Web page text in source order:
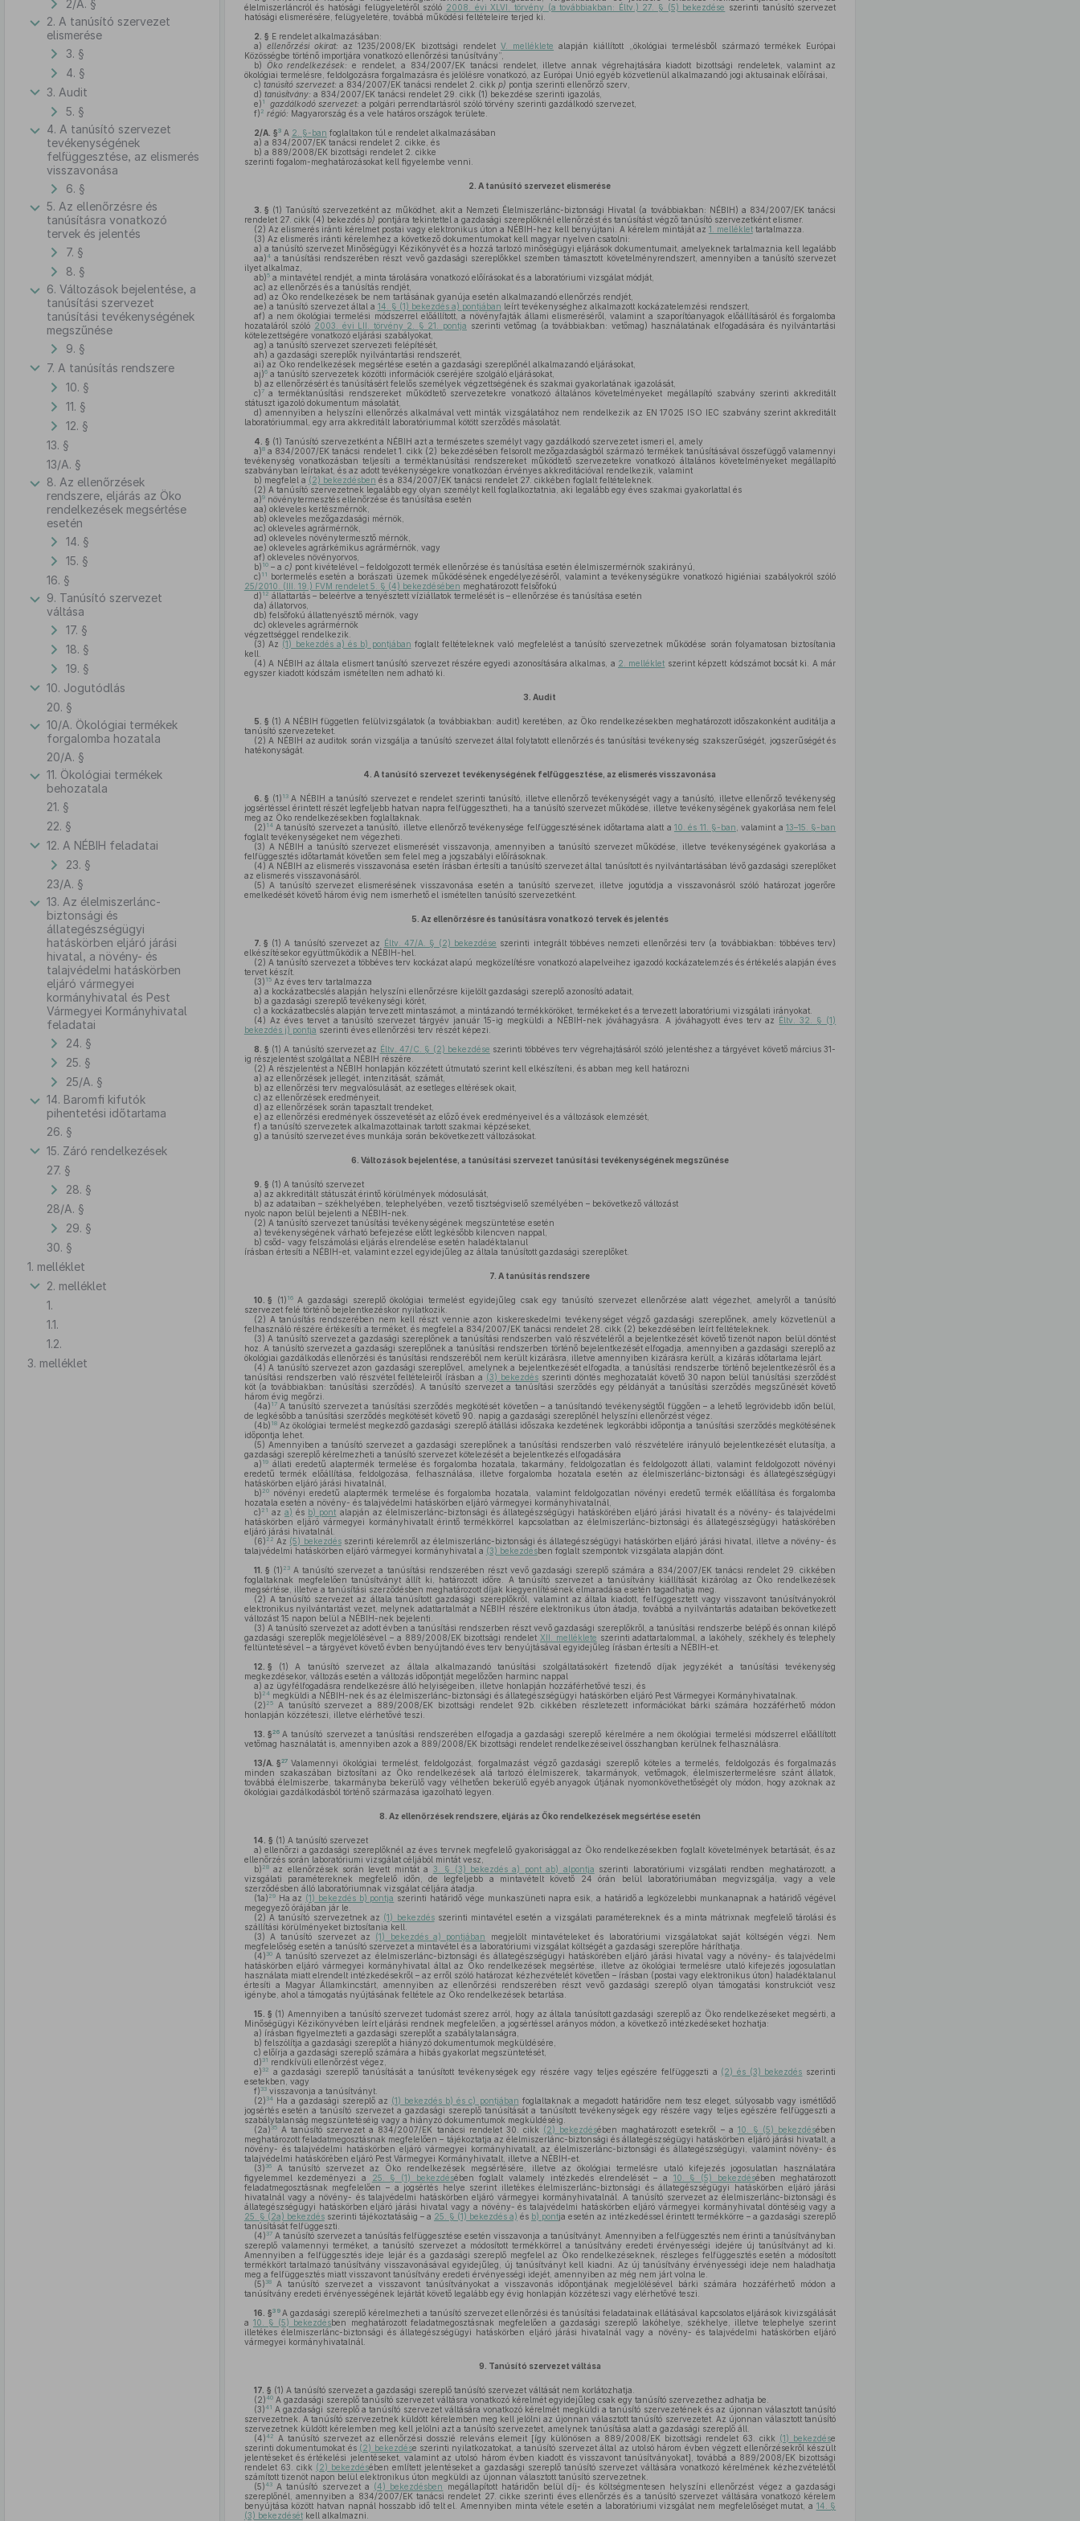
2/A. §
2. A tanúsító szervezet
elismerése
3. §
4. §
3. Audit
5. §
4. A tanúsító szervezet
tevékenységének
felfüggesztése, az elismerés
visszavonása
6. §
5. Az ellenőrzésre és
tanúsításra vonatkozó
tervek és jelentés
7. §
8. §
6. Változások bejelentése, a
tanúsítási szervezet
tanúsítási tevékenységének
megszűnése
9. §
7. A tanúsítás rendszere
10. §
11. §
12. §
13. §
13/A. §
8. Az ellenőrzések
rendszere, eljárás az Öko
rendelkezések megsértése
esetén
14. §
15. §
16. §
9. Tanúsító szervezet
váltása
17. §
18. §
19. §
10. Jogutódlás
20. §
10/A. Ökológiai termékek
forgalomba hozatala
20/A. §
11. Ökológiai termékek
behozatala
21. §
22. §
12. A NÉBIH feladatai
23. §
23/A. §
13. Az élelmiszerlánc-
biztonsági és
állategészségügyi
hatáskörben eljáró járási
hivatal, a növény- és
talajvédelmi hatáskörben
eljáró vármegyei
kormányhivatal és Pest
Vármegyei Kormányhivatal
feladatai
24. §
25. §
25/A. §
14. Baromfi kifutók
pihentetési időtartama
26. §
15. Záró rendelkezések
27. §
28. §
28/A. §
29. §
30. §
1. melléklet
2. melléklet
1.
1.1.
1.2.
3. melléklet
élelmiszerláncról és hatósági felügyeletéről szóló 2008. évi XLVI. törvény (a továbbiakban: Éltv.) 27. § (5) bekezdése szerinti tanúsító szervezet
hatósági elismerésére, felügyeletére, továbbá működési feltételeire terjed ki.
2. § E rendelet alkalmazásában:
a) ellenőrzési okirat: az 1235/2008/EK bizottsági rendelet V. melléklete alapján kiállított „ökológiai termelésből származó termékek Európai
Közösségbe történő importjára vonatkozó ellenőrzési tanúsítvány”,
b) Öko rendelkezések: e rendelet, a 834/2007/EK tanácsi rendelet, illetve annak végrehajtására kiadott bizottsági rendeletek, valamint az
ökológiai termelésre, feldolgozásra forgalmazásra és jelölésre vonatkozó, az Európai Unió egyéb közvetlenül alkalmazandó jogi aktusainak előírásai,
c) tanúsító szervezet: a 834/2007/EK tanácsi rendelet 2. cikk p) pontja szerinti ellenőrző szerv,
d) tanúsítvány: a 834/2007/EK tanácsi rendelet 29. cikk (1) bekezdése szerinti igazolás,
e) 1 gazdálkodó szervezet: a polgári perrendtartásról szóló törvény szerinti gazdálkodó szervezet,
f) 2 régió: Magyarország és a vele határos országok területe.
2/A. §3 A 2. §-ban foglaltakon túl e rendelet alkalmazásában
a) a 834/2007/EK tanácsi rendelet 2. cikke, és
b) a 889/2008/EK bizottsági rendelet 2. cikke
szerinti fogalom-meghatározásokat kell figyelembe venni.
2. A tanúsító szervezet elismerése
3. § (1) Tanúsító szervezetként az működhet, akit a Nemzeti Élelmiszerlánc-biztonsági Hivatal (a továbbiakban: NÉBIH) a 834/2007/EK tanácsi
rendelet 27. cikk (4) bekezdés b) pontjára tekintettel a gazdasági szereplőknél ellenőrzést és tanúsítást végző tanúsító szervezetként elismer.
(2) Az elismerés iránti kérelmet postai vagy elektronikus úton a NÉBIH-hez kell benyújtani. A kérelem mintáját az 1. melléklettartalmazza.
(3) Az elismerés iránti kérelemhez a következő dokumentumokat kell magyar nyelven csatolni:
a) a tanúsító szervezet Minőségügyi Kézikönyvét és a hozzá tartozó minőségügyi eljárások dokumentumait, amelyeknek tartalmaznia kell legalább
aa)4a tanúsítási rendszerében részt vevő gazdasági szereplőkkel szemben támasztott követelményrendszert, amennyiben a tanúsító szervezet
ilyet alkalmaz,
ab)5a mintavétel rendjét, a minta tárolására vonatkozó előírásokat és a laboratóriumi vizsgálat módját,
ac) az ellenőrzés és a tanúsítás rendjét,
ad) az Öko rendelkezések be nem tartásának gyanúja esetén alkalmazandó ellenőrzés rendjét,
ae) a tanúsító szervezet által a 14. § (1) bekezdés a) pontjában leírt tevékenységhez alkalmazott kockázatelemzési rendszert,
af) a nem ökológiai termelési módszerrel előállított, a növényfajták állami elismeréséről, valamint a szaporítóanyagok előállításáról és forgalomba
hozataláról szóló 2003. évi LII. törvény 2. § 21. pontja szerinti vetőmag (a továbbiakban: vetőmag) használatának elfogadására és nyilvántartási
kötelezettségére vonatkozó eljárási szabályokat,
ag) a tanúsító szervezet szervezeti felépítését,
ah) a gazdasági szereplők nyilvántartási rendszerét,
ai) az Öko rendelkezések megsértése esetén a gazdasági szereplőnél alkalmazandó eljárásokat,
aj)6a tanúsító szervezetek közötti információk cseréjére szolgáló eljárásokat,
b) az ellenőrzésért és tanúsításért felelős személyek végzettségének és szakmai gyakorlatának igazolását,
c)7a terméktanúsítási rendszereket működtető szervezetekre vonatkozó általános követelményeket megállapító szabvány szerinti akkreditált
státuszt igazoló dokumentum másolatát,
d) amennyiben a helyszíni ellenőrzés alkalmával vett minták vizsgálatához nem rendelkezik az EN 17025 ISO IEC szabvány szerint akkreditált
laboratóriummal, egy arra akkreditált laboratóriummal kötött szerződés másolatát.
4. § (1) Tanúsító szervezetként a NÉBIH azt a természetes személyt vagy gazdálkodó szervezetet ismeri el, amely
a)8a 834/2007/EK tanácsi rendelet 1. cikk (2) bekezdésében felsorolt mezőgazdaságból származó termékek tanúsításával összefüggő valamennyi
tevékenység vonatkozásban teljesíti a terméktanúsítási rendszereket működtető szervezetekre vonatkozó általános követelményeket megállapító
szabványban leírtakat, és az adott tevékenységekre vonatkozóan érvényes akkreditációval rendelkezik, valamint
b) megfelel a (2) bekezdésben és a 834/2007/EK tanácsi rendelet 27. cikkében foglalt feltételeknek.
(2) A tanúsító szervezetnek legalább egy olyan személyt kell foglalkoztatnia, aki legalább egy éves szakmai gyakorlattal és
a)9növénytermesztés ellenőrzése és tanúsítása esetén
aa) okleveles kertészmérnök,
ab) okleveles mezőgazdasági mérnök,
ac) okleveles agrármérnök,
ad) okleveles növénytermesztő mérnök,
ae) okleveles agrárkémikus agrármérnök, vagy
af) okleveles növényorvos,
b) 10– a c) pont kivételével – feldolgozott termék ellenőrzése és tanúsítása esetén élelmiszermérnök szakirányú,
c) 11
bortermelés esetén a borászati üzemek működésének engedélyezéséről, valamint a tevékenységükre vonatkozó higiéniai szabályokról szóló
25/2010. (III. 19.) FVM rendelet 5. § (4) bekezdésében meghatározott felsőfokú
d) 12 állattartás – beleértve a tenyésztett víziállatok termelését is – ellenőrzése és tanúsítása esetén
da) állatorvos,
db) felsőfokú állattenyésztő mérnök, vagy
dc) okleveles agrármérnök
végzettséggel rendelkezik.
(3) Az (1) bekezdés a) és b) pontjában foglalt feltételeknek való megfelelést a tanúsító szervezetnek működése során folyamatosan biztosítania
kell.
(4) A NÉBIH az általa elismert tanúsító szervezet részére egyedi azonosítására alkalmas, a 2. melléklet szerint képzett kódszámot bocsát ki. A már
egyszer kiadott kódszám ismételten nem adható ki.
3. Audit
5. § (1) A NÉBIH független felülvizsgálatok (a továbbiakban: audit) keretében, az Öko rendelkezésekben meghatározott időszakonként auditálja a
tanúsító szervezeteket.
(2) A NÉBIH az auditok során vizsgálja a tanúsító szervezet által folytatott ellenőrzés és tanúsítási tevékenység szakszerűségét, jogszerűségét és
hatékonyságát.
4. A tanúsító szervezet tevékenységének felfüggesztése, az elismerés visszavonása
6. § (1) 13A NÉBIH a tanúsító szervezet e rendelet szerinti tanúsító, illetve ellenőrző tevékenységét vagy a tanúsító, illetve ellenőrző tevékenység
jogsértéssel érintett részét legfeljebb hatvan napra felfüggesztheti, ha a tanúsító szervezet működése, illetve tevékenységének gyakorlása nem felel
meg az Öko rendelkezésekben foglaltaknak.
(2) 14A tanúsító szervezet a tanúsító, illetve ellenőrző tevékenysége felfüggesztésének időtartama alatt a 10. és 11. §-ban , valamint a 13–15. §-ban
foglalt tevékenységeket nem végezheti.
(3) A NÉBIH a tanúsító szervezet elismerését visszavonja, amennyiben a tanúsító szervezet működése, illetve tevékenységének gyakorlása a
felfüggesztés időtartamát követően sem felel meg a jogszabályi előírásoknak.
(4) A NÉBIH az elismerés visszavonása esetén írásban értesíti a tanúsító szervezet által tanúsított és nyilvántartásában lévő gazdasági szereplőket
az elismerés visszavonásáról.
(5) A tanúsító szervezet elismerésének visszavonása esetén a tanúsító szervezet, illetve jogutódja a visszavonásról szóló határozat jogerőre
emelkedését követő három évig nem ismerhető el ismételten tanúsító szervezetként.
5. Az ellenőrzésre és tanúsításra vonatkozó tervek és jelentés
7. § (1) A tanúsító szervezet az Éltv. 47/A. § (2) bekezdése szerinti integrált többéves nemzeti ellenőrzési terv (a továbbiakban: többéves terv)
elkészítésekor együttműködik a NÉBIH-hel.
(2) A tanúsító szervezet a többéves terv kockázat alapú megközelítésre vonatkozó alapelveihez igazodó kockázatelemzés és értékelés alapján éves
tervet készít.
(3) 15Az éves terv tartalmazza
a) a kockázatbecslés alapján helyszíni ellenőrzésre kijelölt gazdasági szereplő azonosító adatait,
b) a gazdasági szereplő tevékenységi körét,
c) a kockázatbecslés alapján tervezett mintaszámot, a mintázandó termékköröket, termékeket és a tervezett laboratóriumi vizsgálati irányokat.
(4) Az éves tervet a tanúsító szervezet tárgyév január 15-ig megküldi a NÉBIH-nek jóváhagyásra. A jóváhagyott éves terv az Éltv. 32. § (1)
bekezdés j) pontja szerinti éves ellenőrzési terv részét képezi.
8. § (1) A tanúsító szervezet az Éltv. 47/C. § (2) bekezdése szerinti többéves terv végrehajtásáról szóló jelentéshez a tárgyévet követő március 31-
ig részjelentést szolgáltat a NÉBIH részére.
(2) A részjelentést a NÉBIH honlapján közzétett útmutató szerint kell elkészíteni, és abban meg kell határozni
a) az ellenőrzések jellegét, intenzitását, számát,
b) az ellenőrzési terv megvalósulását, az esetleges eltérések okait,
c) az ellenőrzések eredményeit,
d) az ellenőrzések során tapasztalt trendeket,
e) az ellenőrzési eredmények összevetését az előző évek eredményeivel és a változások elemzését,
f) a tanúsító szervezetek alkalmazottainak tartott szakmai képzéseket,
g) a tanúsító szervezet éves munkája során bekövetkezett változásokat.
6. Változások bejelentése, a tanúsítási szervezet tanúsítási tevékenységének megszűnése
9. § (1) A tanúsító szervezet
a) az akkreditált státuszát érintő körülmények módosulását,
b) az adataiban – székhelyében, telephelyében, vezető tisztségviselő személyében – bekövetkező változást
nyolc napon belül bejelenti a NÉBIH-nek.
(2) A tanúsító szervezet tanúsítási tevékenységének megszüntetése esetén
a) tevékenységének várható befejezése előtt legkésőbb kilencven nappal,
b) csőd- vagy felszámolási eljárás elrendelése esetén haladéktalanul
írásban értesíti a NÉBIH-et, valamint ezzel egyidejűleg az általa tanúsított gazdasági szereplőket.
7. A tanúsítás rendszere
10. § (1) 16A gazdasági szereplő ökológiai termelést egyidejűleg csak egy tanúsító szervezet ellenőrzése alatt végezhet, amelyről a tanúsító
szervezet felé történő bejelentkezéskor nyilatkozik.
(2) A tanúsítás rendszerében nem kell részt vennie azon kiskereskedelmi tevékenységet végző gazdasági szereplőnek, amely közvetlenül a
felhasználó részére értékesíti a terméket, és megfelel a 834/2007/EK tanácsi rendelet 28. cikk (2) bekezdésében leírt feltételeknek.
(3) A tanúsító szervezet a gazdasági szereplőnek a tanúsítási rendszerben való részvételéről a bejelentkezését követő tizenöt napon belül döntést
hoz. A tanúsító szervezet a gazdasági szereplőnek a tanúsítási rendszerben történő bejelentkezését elfogadja, amennyiben a gazdasági szereplő az
ökológiai gazdálkodás ellenőrzési és tanúsítási rendszeréből nem került kizárásra, illetve amennyiben kizárásra került, a kizárás időtartama lejárt.
(4) A tanúsító szervezet azon gazdasági szereplővel, amelynek a bejelentkezését elfogadta, a tanúsítási rendszerbe történő bejelentkezésről és a
tanúsítási rendszerben való részvétel feltételeiről írásban a (3) bekezdés szerinti döntés meghozatalát követő 30 napon belül tanúsítási szerződést
köt (a továbbiakban: tanúsítási szerződés). A tanúsító szervezet a tanúsítási szerződés egy példányát a tanúsítási szerződés megszűnését követő
három évig megőrzi.
(4a) 17A tanúsító szervezet a tanúsítási szerződés megkötését követően – a tanúsítandó tevékenységtől függően – a lehető legrövidebb időn belül,
de legkésőbb a tanúsítási szerződés megkötését követő 90. napig a gazdasági szereplőnél helyszíni ellenőrzést végez.
(4b) 18Az ökológiai termelést megkezdő gazdasági szereplő átállási időszaka kezdetének legkorábbi időpontja a tanúsítási szerződés megkötésének
időpontja lehet.
(5) Amennyiben a tanúsító szervezet a gazdasági szereplőnek a tanúsítási rendszerben való részvételére irányuló bejelentkezését elutasítja, a
gazdasági szereplő kérelmezheti a tanúsító szervezet kötelezését a bejelentkezés elfogadására
a) 19állati eredetű alaptermék termelése és forgalomba hozatala, takarmány, feldolgozatlan és feldolgozott állati, valamint feldolgozott növényi
eredetű termék előállítása, feldolgozása, felhasználása, illetve forgalomba hozatala esetén az élelmiszerlánc-biztonsági és állategészségügyi
hatáskörben eljáró járási hivatalnál,
b) 20növényi eredetű alaptermék termelése és forgalomba hozatala, valamint feldolgozatlan növényi eredetű termék előállítása és forgalomba
hozatala esetén a növény- és talajvédelmi hatáskörben eljáró vármegyei kormányhivatalnál,
c) 21 aza) és b) pont alapján az élelmiszerlánc-biztonsági és állategészségügyi hatáskörében eljáró járási hivatalt és a növény- és talajvédelmi
hatáskörben eljáró vármegyei kormányhivatalt érintő termékkörrel kapcsolatban az élelmiszerlánc-biztonsági és állategészségügyi hatáskörében
eljáró járási hivatalnál.
(6) 22 Az (5) bekezdésszerinti kérelemről az élelmiszerlánc-biztonsági és állategészségügyi hatáskörben eljáró járási hivatal, illetve a növény- és
talajvédelmi hatáskörben eljáró vármegyei kormányhivatal a (3) bekezdésben foglalt szempontok vizsgálata alapján dönt.
11. § (1) 23A tanúsító szervezet a tanúsítási rendszerében részt vevő gazdasági szereplő számára a 834/2007/EK tanácsi rendelet 29. cikkében
foglaltaknak megfelelően tanúsítványt állít ki, határozott időre. A tanúsító szervezet a tanúsítvány kiállítását kizárólag az Öko rendelkezések
megsértése, illetve a tanúsítási szerződésben meghatározott díjak kiegyenlítésének elmaradása esetén tagadhatja meg.
(2) A tanúsító szervezet az általa tanúsított gazdasági szereplőkről, valamint az általa kiadott, felfüggesztett vagy visszavont tanúsítványokról
elektronikus nyilvántartást vezet, melynek adattartalmát a NÉBIH részére elektronikus úton átadja, továbbá a nyilvántartás adataiban bekövetkezett
változást 15 napon belül a NÉBIH-nek bejelenti.
(3) A tanúsító szervezet az adott évben a tanúsítási rendszerben részt vevő gazdasági szereplőkről, a tanúsítási rendszerbe belépő és onnan kilépő
gazdasági szereplők megjelölésével – a 889/2008/EK bizottsági rendelet XII. melléklete szerinti adattartalommal, a lakóhely, székhely és telephely
feltüntetésével – a tárgyévet követő évben benyújtandó éves terv benyújtásával egyidejűleg írásban értesíti a NÉBIH-et.
12. § (1) A tanúsító szervezet az általa alkalmazandó tanúsítási szolgáltatásokért fizetendő díjak jegyzékét a tanúsítási tevékenység
megkezdésekor, változás esetén a változás időpontját megelőzően harminc nappal
a) az ügyfélfogadásra rendelkezésre álló helyiségeiben, illetve honlapján hozzáférhetővé teszi, és
b) 24megküldi a NÉBIH-nek és az élelmiszerlánc-biztonsági és állategészségügyi hatáskörben eljáró Pest Vármegyei Kormányhivatalnak.
(2) 25A tanúsító szervezet a 889/2008/EK bizottsági rendelet 92b. cikkében részletezett információkat bárki számára hozzáférhető módon
honlapján közzéteszi, illetve elérhetővé teszi.
13. §26 A tanúsító szervezet a tanúsítási rendszerében elfogadja a gazdasági szereplő kérelmére a nem ökológiai termelési módszerrel előállított
vetőmag használatát is, amennyiben azok a 889/2008/EK bizottsági rendelet rendelkezéseivel összhangban kerülnek felhasználásra.
13/A. §27 Valamennyi ökológiai termelést, feldolgozást, forgalmazást végző gazdasági szereplő köteles a termelés, feldolgozás és forgalmazás
minden szakaszában biztosítani az Öko rendelkezések alá tartozó élelmiszerek, takarmányok, vetőmagok, élelmiszertermelésre szánt állatok,
továbbá élelmiszerbe, takarmányba bekerülő vagy vélhetően bekerülő egyéb anyagok útjának nyomonkövethetőségét oly módon, hogy azoknak az
ökológiai gazdálkodásból történő származása igazolható legyen.
8. Az ellenőrzések rendszere, eljárás az Öko rendelkezések megsértése esetén
14. § (1) A tanúsító szervezet
a) ellenőrzi a gazdasági szereplőknél az éves tervnek megfelelő gyakorisággal az Öko rendelkezésekben foglalt követelmények betartását, és az
ellenőrzés során laboratóriumi vizsgálat céljából mintát vesz,
b) 28az ellenőrzések során levett mintát a 3. § (3) bekezdés a) pont ab) alpontja szerinti laboratóriumi vizsgálati rendben meghatározott, a
vizsgálati paramétereknek megfelelő időn, de legfeljebb a mintavételt követő 24 órán belül laboratóriumában megvizsgálja, vagy a vele
szerződésben álló laboratóriumnak vizsgálat céljára átadja.
(1a) 29Ha az (1) bekezdés b) pontja szerinti határidő vége munkaszüneti napra esik, a határidő a legközelebbi munkanapnak a határidő végével
megegyező órájában jár le.
(2) A tanúsító szervezetnek az (1) bekezdésszerinti mintavétel esetén a vizsgálati paramétereknek és a minta mátrixnak megfelelő tárolási és
szállítási körülményeket biztosítania kell.
(3) A tanúsító szervezet az (1) bekezdés a) pontjában
megjelölt mintavételeket és laboratóriumi vizsgálatokat saját költségén végzi. Nem
megfelelőség esetén a tanúsító szervezet a mintavétel és a laboratóriumi vizsgálat költségét a gazdasági szereplőre háríthatja.
(4) 30A tanúsító szervezet az élelmiszerlánc-biztonsági és állategészségügyi hatáskörében eljáró járási hivatal vagy a növény- és talajvédelmi
hatáskörben eljáró vármegyei kormányhivatal által az Öko rendelkezések megsértése, illetve az ökológiai termelésre utaló kifejezés jogosulatlan
használata miatt elrendelt intézkedésekről – az erről szóló határozat kézhezvételét követően – írásban (postai vagy elektronikus úton) haladéktalanul
értesíti a Magyar Államkincstárt, amennyiben az ellenőrzési rendszerében részt vevő gazdasági szereplő olyan támogatási konstrukciót vesz
igénybe, ahol a támogatás nyújtásának feltétele az Öko rendelkezések betartása.
15. § (1) Amennyiben a tanúsító szervezet tudomást szerez arról, hogy az általa tanúsított gazdasági szereplő az Öko rendelkezéseket megsérti, a
Minőségügyi Kézikönyvében leírt eljárási rendnek megfelelően, a jogsértéssel arányos módon, a következő intézkedéseket hozhatja:
a) írásban figyelmezteti a gazdasági szereplőt a szabálytalanságra,
b) felszólítja a gazdasági szereplőt a hiányzó dokumentumok megküldésére,
c) előírja a gazdasági szereplő számára a hibás gyakorlat megszüntetését,
d) 31 rendkívüli ellenőrzést végez,
e) 32 a gazdasági szereplő tanúsítását a tanúsított tevékenységek egy részére vagy teljes egészére felfüggeszti a (2) és (3) bekezdés szerinti
esetekben, vagy
f) 33visszavonja a tanúsítványt.
(2) 34Ha a gazdasági szereplő az (1) bekezdés b) és c) pontjában foglaltaknak a megadott határidőre nem tesz eleget, súlyosabb vagy ismétlődő
jogsértés esetén a tanúsító szervezet a gazdasági szereplő tanúsítását a tanúsított tevékenységek egy részére vagy teljes egészére felfüggeszti a
szabálytalanság megszüntetéséig vagy a hiányzó dokumentumok megküldéséig.
(2a) 35A tanúsító szervezet a 834/2007/EK tanácsi rendelet 30. cikk (2) bekezdésében maghatározott esetekről – a 10. § (5) bekezdésében
meghatározott feladatmegosztásnak megfelelően – tájékoztatja az élelmiszerlánc-biztonsági és állategészségügyi hatáskörben eljáró járási hivatalt, a
növény- és talajvédelmi hatáskörben eljáró vármegyei kormányhivatalt, az élelmiszerlánc-biztonsági és állategészségügyi, valamint növény- és
talajvédelmi hatáskörében eljáró Pest Vármegyei Kormányhivatalt, illetve a NÉBIH-et.
(3) 36A tanúsító szervezet az Öko rendelkezések megsértésére, illetve az ökológiai termelésre utaló kifejezés jogosulatlan használatára
figyelemmel kezdeményezi a 25. § (1) bekezdésében foglalt valamely intézkedés elrendelését – a 10. § (5) bekezdésében meghatározott
feladatmegosztásnak megfelelően – a jogsértés helye szerint illetékes élelmiszerlánc-biztonsági és állategészségügyi hatáskörben eljáró járási
hivatalnál vagy a növény- és talajvédelmi hatáskörben eljáró vármegyei kormányhivatalnál. A tanúsító szervezet az élelmiszerlánc-biztonsági és
állategészségügyi hatáskörben eljáró járási hivatal vagy a növény- és talajvédelmi hatáskörben eljáró vármegyei kormányhivatal döntéséig vagy a
25. § (2a) bekezdésszerinti tájékoztatásáig – a 25. § (1) bekezdés a) és b) pontja esetén az intézkedéssel érintett termékkörre – a gazdasági szereplő
tanúsítását felfüggeszti.
(4) 37A tanúsító szervezet a tanúsítás felfüggesztése esetén visszavonja a tanúsítványt. Amennyiben a felfüggesztés nem érinti a tanúsítványban
szereplő valamennyi terméket, a tanúsító szervezet a módosított termékkörrel a tanúsítvány eredeti érvényességi idejére új tanúsítványt ad ki.
Amennyiben a felfüggesztés ideje lejár és a gazdasági szereplő megfelel az Öko rendelkezéseknek, részleges felfüggesztés esetén a módosított
termékkört tartalmazó tanúsítvány visszavonásával egyidejűleg, új tanúsítványt kell kiadni. Az új tanúsítvány érvényességi ideje nem haladhatja
meg a felfüggesztés miatt visszavont tanúsítvány eredeti érvényességi idejét, amennyiben az még nem járt volna le.
(5) 38A tanúsító szervezet a visszavont tanúsítványokat a visszavonás időpontjának megjelölésével bárki számára hozzáférhető módon a
tanúsítvány eredeti érvényességének lejártát követő legalább egy évig honlapján közzéteszi vagy elérhetővé teszi.
16. §39 A gazdasági szereplő kérelmezheti a tanúsító szervezet ellenőrzési és tanúsítási feladatainak ellátásával kapcsolatos eljárások kivizsgálását
a 10. § (5) bekezdésben meghatározott feladatmegosztásnak megfelelően a gazdasági szereplő lakóhelye, székhelye, illetve telephelye szerint
illetékes élelmiszerlánc-biztonsági és állategészségügyi hatáskörben eljáró járási hivatalnál vagy a növény- és talajvédelmi hatáskörben eljáró
vármegyei kormányhivatalnál.
9. Tanúsító szervezet váltása
17. § (1) A tanúsító szervezet a gazdasági szereplő tanúsító szervezet váltását nem korlátozhatja.
(2)40A gazdasági szereplő tanúsító szervezet váltásra vonatkozó kérelmét egyidejűleg csak egy tanúsító szervezethez adhatja be.
(3)41 A gazdasági szereplő a tanúsító szervezet váltására vonatkozó kérelmét megküldi a tanúsító szervezetének és az újonnan választott tanúsító
szervezetnek. A tanúsító szervezetnek küldött kérelemben meg kell jelölni az újonnan választott tanúsító szervezetet. Az újonnan választott tanúsító
szervezetnek küldött kérelemben meg kell jelölni azt a tanúsító szervezetet, amelynek tanúsítása alatt a gazdasági szereplő áll.
(4)42 A tanúsító szervezet az ellenőrzési dosszié releváns elemeit [így különösen a 889/2008/EK bizottsági rendelet 63. cikk (1) bekezdése
szerinti dokumentumokat és (2) bekezdése szerinti nyilatkozatokat, a tanúsító szervezet által az utolsó három évben végzett ellenőrzésekről készült
jelentéseket és értékelési jelentéseket, valamint az utolsó három évben kiadott és visszavont tanúsítványokat], továbbá a 889/2008/EK bizottsági
rendelet 63. cikk (2) bekezdésében említett jelentéseket a gazdasági szereplő tanúsító szervezet váltására vonatkozó kérelmének kézhezvételétől
számított tizenöt napon belül elektronikus úton megküldi az újonnan választott tanúsító szervezetnek.
(5)43A tanúsító szervezet a (4) bekezdésben
megállapított határidőn belül díj- és költségmentesen helyszíni ellenőrzést végez a gazdasági
szereplőnél, amennyiben a 834/2007/EK tanácsi rendelet 27. cikke szerinti éves ellenőrzés és a tanúsító szervezet váltására vonatkozó kérelem
benyújtása között hatvan napnál hosszabb idő telt el. Amennyiben minta vétele esetén a laboratóriumi vizsgálat nem megfelelőséget mutat, a 14. §
(3) bekezdésétkell alkalmazni.